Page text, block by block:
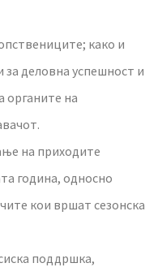
како и
деловна успешност и
органите на
на приходите
година, односно
кои вршат сезонска
поддршка,